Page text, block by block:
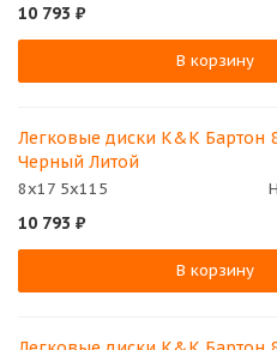
10 793 ₽
В корзину
Легковые диски K&K Бартон
Черный Литой
8x17 5x115
10 793 ₽
В корзину